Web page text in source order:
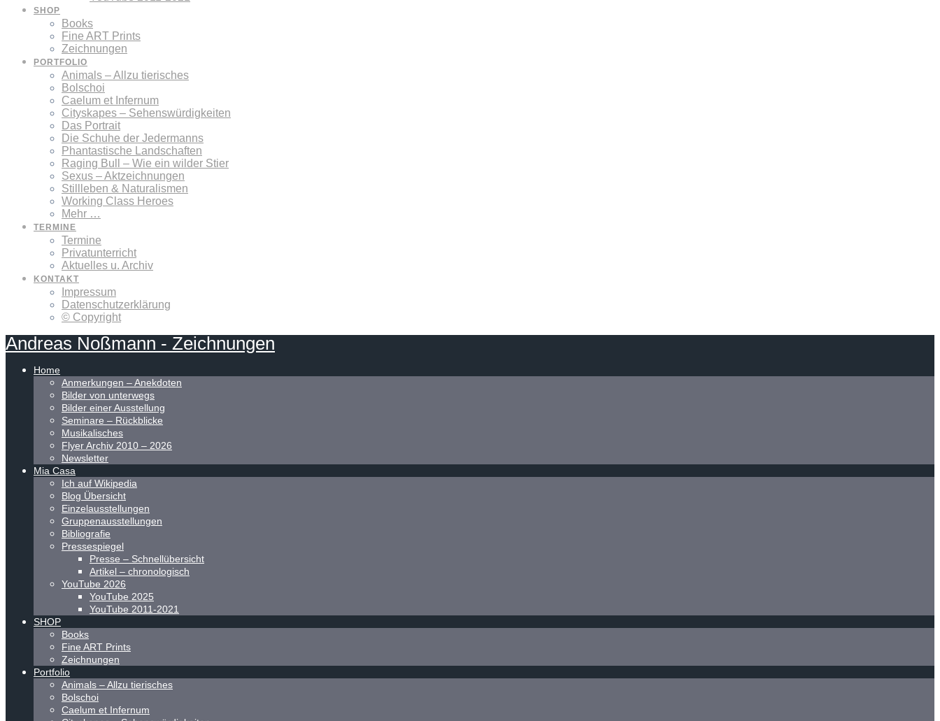
SHOP
Books
Fine ART Prints
Zeichnungen
PORTFOLIO
Animals – Allzu tierisches
Bolschoi
Caelum et Infernum
Cityskapes – Sehenswürdigkeiten
Das Portrait
Die Schuhe der Jedermanns
Phantastische Landschaften
Raging Bull – Wie ein wilder Stier
Sexus – Aktzeichnungen
Stillleben & Naturalismen
Working Class Heroes
Mehr …
TERMINE
Termine
Privatunterricht
Aktuelles u. Archiv
KONTAKT
Impressum
Datenschutzerklärung
© Copyright
Andreas Noßmann - Zeichnungen
Home
Anmerkungen – Anekdoten
Bilder von unterwegs
Bilder einer Ausstellung
Seminare – Rückblicke
Musikalisches
Flyer Archiv 2010 – 2026
Newsletter
Mia Casa
Ich auf Wikipedia
Blog Übersicht
Einzelausstellungen
Gruppenausstellungen
Bibliografie
Pressespiegel
Presse – Schnellübersicht
Artikel – chronologisch
YouTube 2026
YouTube 2025
YouTube 2011-2021
SHOP
Books
Fine ART Prints
Zeichnungen
Portfolio
Animals – Allzu tierisches
Bolschoi
Caelum et Infernum